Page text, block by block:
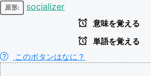
原形: socializer
意味を覚える
単語を覚える
このボタンはなに？